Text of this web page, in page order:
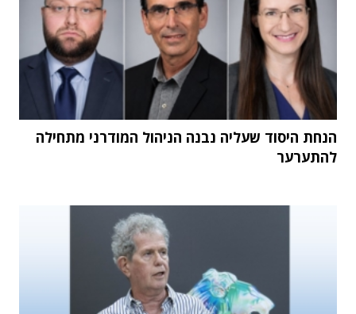
הנחת היסוד שעליה נבנה הניהול המודרני מתחילה
להתערער